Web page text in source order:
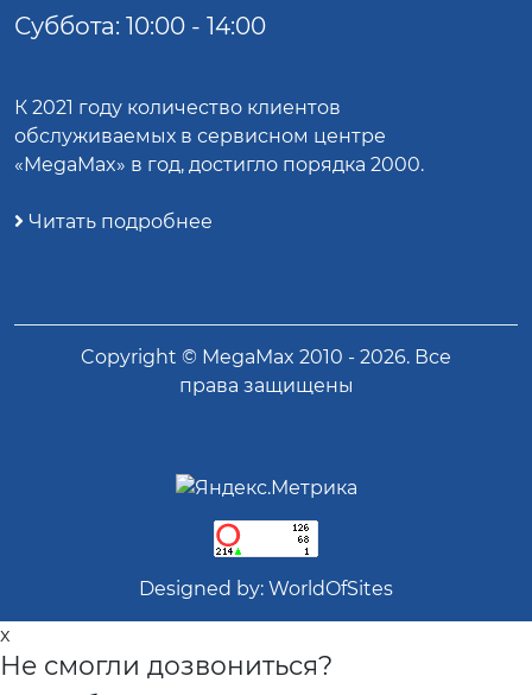
Суббота: 10:00 - 14:00
К 2021 году количество клиентов
обслуживаемых в сервисном центре
«MegaMax» в год, достигло порядка 2000.
Читать подробнее
Copyright © MegaMax 2010 - 2026. Все
права защищены
Designed by: WorldOfSites
x
Не смогли дозвониться?